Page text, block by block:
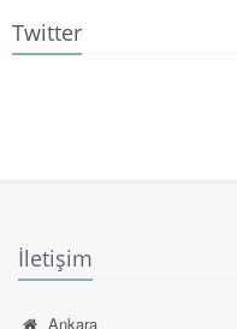
Twitter
İletişim
Ankara